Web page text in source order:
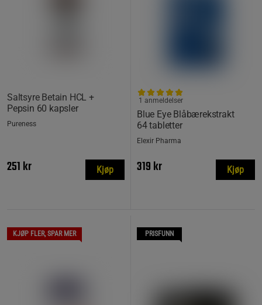
Saltsyre Betain HCL +
Pepsin 60 kapsler
Pureness
251 kr Kjøp
Blue Eye Blåbærekstrakt
64 tabletter
1 anmeldelser
Elexir Pharma
319 kr Kjøp
KJØP FLER, SPAR MER PRISFUNN